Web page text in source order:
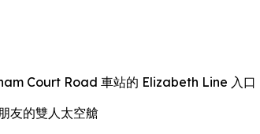
Court Road 車站的 Elizabeth Line 入口
友的雙人太空艙